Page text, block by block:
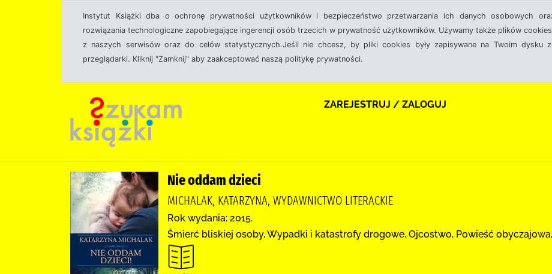
Instytut Książki dba o ochronę prywatności użytkowników i bezpieczeństwo przetwarzania ich danych osobowych
rozwiązania technologiczne zapobiegające ingerencji osób trzecich w prywatność użytkowników. Używamy także plików
z naszych serwisów oraz do celów statystycznych.Jeśli nie chcesz, by pliki cookies były zapisywane na Twoim dysku
przeglądarki. Kliknij "Zamknij" aby zaakceptować naszą politykę prywatności.
ZAREJESTRUJ / ZALOGUJ
Nie oddam dzieci
MICHALAK, KATARZYNA, WYDAWNICTWO LITERACKIE
Rok wydania: 2015.
Śmierć bliskiej osoby, Wypadki i katastrofy drogowe, Ojcostwo, Powieść